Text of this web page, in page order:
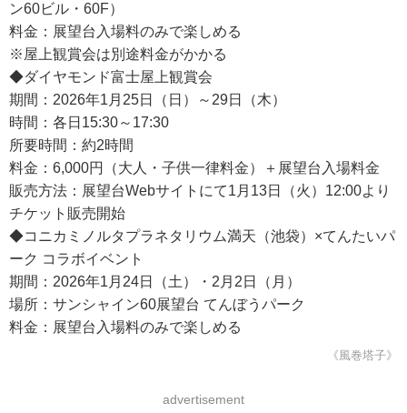
ン60ビル・60F）
料金：展望台入場料のみで楽しめる
※屋上観賞会は別途料金がかかる
◆ダイヤモンド富士屋上観賞会
期間：2026年1月25日（日）～29日（木）
時間：各日15:30～17:30
所要時間：約2時間
料金：6,000円（大人・子供一律料金）＋展望台入場料金
販売方法：展望台Webサイトにて1月13日（火）12:00より
チケット販売開始
◆コニカミノルタプラネタリウム満天（池袋）×てんたいパ
ーク コラボイベント
期間：2026年1月24日（土）・2月2日（月）
場所：サンシャイン60展望台 てんぼうパーク
料金：展望台入場料のみで楽しめる
《風巻塔子》
advertisement